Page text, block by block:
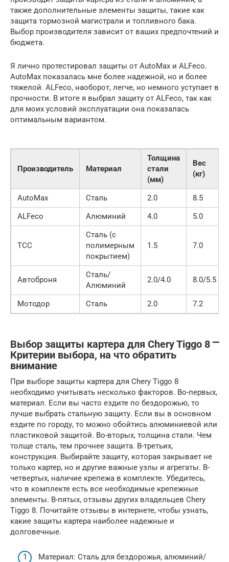
также дополнительные элементы защиты, такие как
защита тормозной магистрали и топливного бака.
Выбор производителя зависит от ваших предпочтений и
бюджета.
Я лично протестировал защиты от AutoMax и ALFeco.
AutoMax показалась мне более надежной, но и более
тяжелой. ALFeco, наоборот, легче, но немного уступает в
прочности. В итоге я выбрал защиту от ALFeco, так как
для моих условий эксплуатации она показалась
оптимальным вариантом.
Производитель Материал
Толщина
стали
(мм)
Вес
(кг)
AutoMax Сталь 2.0
8.5
ALFeco
Алюминий 4.0 5.0
ТСС
Сталь (с
полимерным
покрытием)
1.5 7.0
Автоброня
Сталь/
Алюминий
2.0/4.0 8.0/5.5
Мотодор Сталь 2.0 7.2
Выбор защиты картера для Chery Tiggo 8 ⎻
Критерии выбора, на что обратить
внимание
При выборе защиты картера для Chery Tiggo 8
необходимо учитывать несколько факторов. Во-первых,
материал. Если вы часто ездите по бездорожью, то
лучше выбрать стальную защиту. Если вы в основном
ездите по городу, то можно обойтись алюминиевой или
пластиковой защитой. Во-вторых, толщина стали. Чем
толще сталь, тем прочнее защита. В-третьих,
конструкция. Выбирайте защиту, которая закрывает не
только картер, но и другие важные узлы и агрегаты. В-
четвертых, наличие крепежа в комплекте. Убедитесь,
что в комплекте есть все необходимые крепежные
элементы. В-пятых, отзывы других владельцев Chery
Tiggo 8. Почитайте отзывы в интернете, чтобы узнать,
какие защиты картера наиболее надежные и
долговечные.
Материал: Сталь для бездорожья, алюминий/